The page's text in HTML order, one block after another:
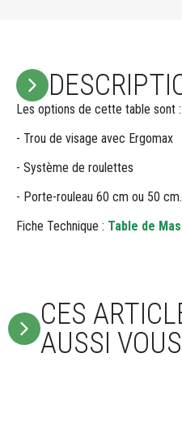
Les options de cette table sont :
- Trou de visage avec Ergomax
- Système de roulettes
- Porte-rouleau 60 cm ou 50 cm.
Fiche Technique : Table de
CES
AUSSI